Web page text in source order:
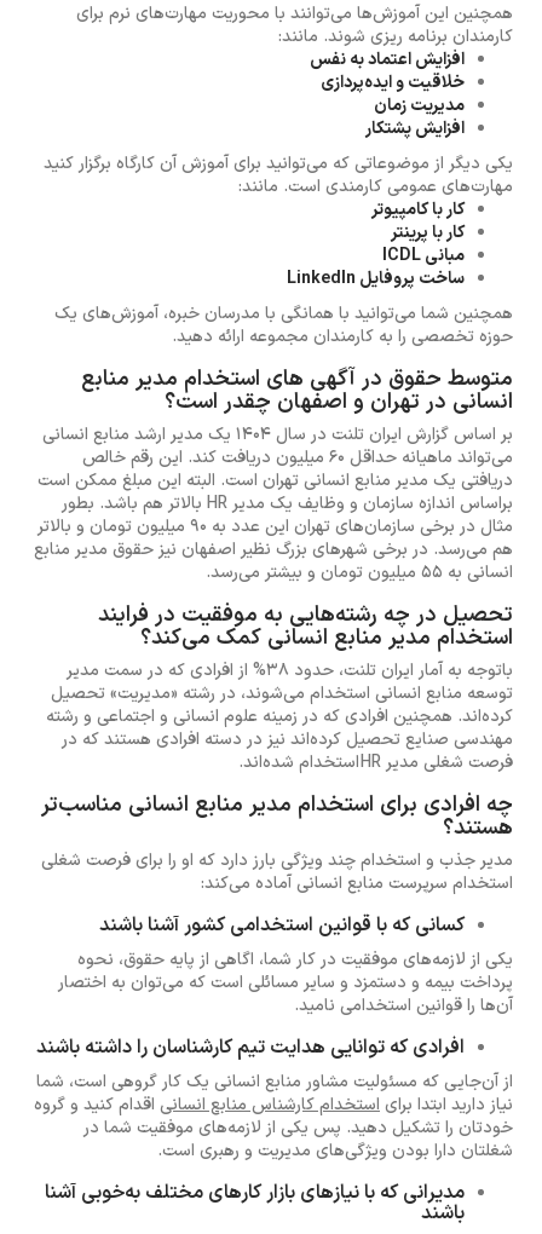
همچنین این آموزش‌ها می‌توانند با محوریت مهارت‌های نرم برای
کارمندان برنامه ریزی شوند. مانند:
افزایش اعتماد به نفس
خلاقیت و ایده‌پردازی
مدیریت زمان
افزایش پشتکار
یکی دیگر از موضوعاتی که می‌توانید برای آموزش آن کارگاه برگزار کنید
مهارت‌های عمومی کارمندی است. مانند:
کار با کامپیوتر
کار با پرینتر
مبانی ICDL
ساخت پروفایل LinkedIn
همچنین شما می‌توانید با همانگی با مدرسان خبره، آموزش‌های یک
حوزه تخصصی را به کارمندان مجموعه ارائه دهید.
متوسط حقوق در آگهی های استخدام مدیر منابع
انسانی در تهران و اصفهان چقدر است؟
بر اساس گزارش ایران تلنت در سال 1404 یک مدیر ارشد منابع انسانی
می‌تواند ماهیانه حداقل 60 میلیون دریافت کند. این رقم خالص
دریافتی یک مدیر منابع انسانی تهران است. البته این مبلغ ممکن است
براساس اندازه سازمان و وظایف یک مدیر HR بالاتر هم باشد. بطور
مثال در برخی سازمان‌های تهران این عدد به 90 میلیون تومان و بالاتر
هم می‌رسد. در برخی شهرهای بزرگ نظیر اصفهان نیز حقوق مدیر منابع
انسانی به 55 میلیون تومان و بیشتر می‌رسد.
تحصیل در چه رشته‌هایی به موفقیت در فرایند
استخدام مدیر منابع انسانی کمک می‌کند؟
باتوجه به آمار ایران تلنت، حدود 38% از افرادی که در سمت مدیر
توسعه منابع انسانی استخدام می‌شوند، در رشته «مدیریت» تحصیل
کرده‌اند. همچنین افرادی که در زمینه علوم انسانی و اجتماعی و رشته
مهندسی صنایع تحصیل کرده‌اند نیز در دسته افرادی هستند که در
فرصت شغلی مدیر HR استخدام شده‌اند.
چه افرادی برای استخدام مدیر منابع انسانی مناسب‌تر
هستند؟
مدیر جذب و استخدام چند ویژگی بارز دارد که او را برای فرصت شغلی
استخدام سرپرست منابع انسانی آماده می‌کند:
کسانی که با قوانین استخدامی کشور آشنا باشند
یکی از لازمه‌های موفقیت در کار شما، اگاهی از پایه حقوق، نحوه
پرداخت بیمه و دستمزد و سایر مسائلی است که می‌توان به اختصار
آن‌ها را قوانین استخدامی نامید.
افرادی که توانایی هدایت تیم کارشناسان را داشته باشند
از آن‌جایی که مسئولیت مشاور منابع انسانی یک کار گروهی است، شما
نیاز دارید ابتدا برایاستخدام کارشناس منابع انسانی اقدام کنید و گروه
خودتان را تشکیل دهید. پس یکی از لازمه‌های موفقیت شما در
شغلتان دارا بودن ویژگی‌های مدیریت و رهبری است.
مدیرانی که با نیازهای بازار کارهای مختلف به‌خوبی آشنا
باشند